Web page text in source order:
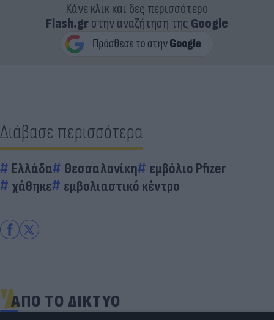
Κάνε κλικ και δες περισσότερο
Flash.grστην αναζήτηση της Google
Διάβασε περισσότερα
Ελλάδα Θεσσαλονίκη
εμβόλιο Pfizer
χάθηκε
εμβολιαστικό κέντρο
ΑΠΟ ΤΟ ΔΙΚΤΥΟ